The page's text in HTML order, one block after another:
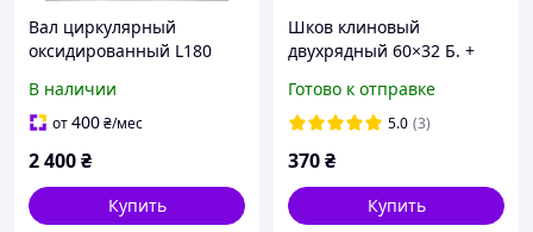
Вал циркулярный
оксидированный L180
В наличии
от400₴/мес
2 400₴
Купить
Шков клиновый
двухрядный 60×32 Б. +
Готово к отправке
5.0 (3)
370₴
Купить